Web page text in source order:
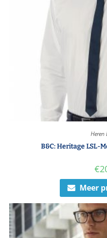
Heren
B&C: Heritage LSL-
€
Meer